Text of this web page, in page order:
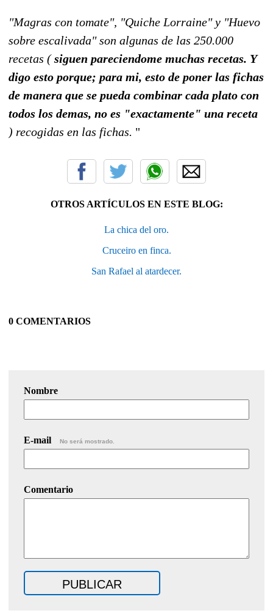
"Magras con tomate", "Quiche Lorraine" y "Huevo
sobre escalivada" son algunas de las 250.000
recetas (siguen pareciendome muchas recetas. Y
digo esto porque; para mi, esto de poner las fichas
de manera que se pueda combinar cada plato con
todos los demas, no es "exactamente" una receta
) recogidas en las fichas. "
OTROS ARTÍCULOS EN ESTE BLOG:
La chica del oro.
Cruceiro en finca.
San Rafael al atardecer.
0 COMENTARIOS
Nombre
E-mail No será mostrado.
Comentario